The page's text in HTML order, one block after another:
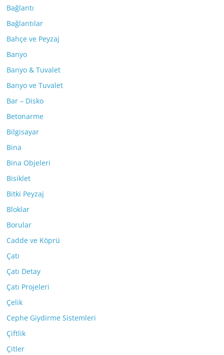
Bağlantı
Bağlantılar
Bahçe ve Peyzaj
Banyo
Banyo & Tuvalet
Banyo ve Tuvalet
Bar – Disko
Betonarme
Bilgisayar
Bina
Bina Objeleri
Bisiklet
Bitki Peyzaj
Bloklar
Borular
Cadde ve Köprü
Çatı
Çatı Detay
Çatı Projeleri
Çelik
Cephe Giydirme Sistemleri
Çiftlik
Çitler